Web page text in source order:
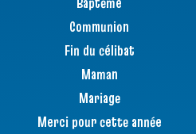
Communion
Fin du célibat
Maman
Mariage
Merci pour cette année